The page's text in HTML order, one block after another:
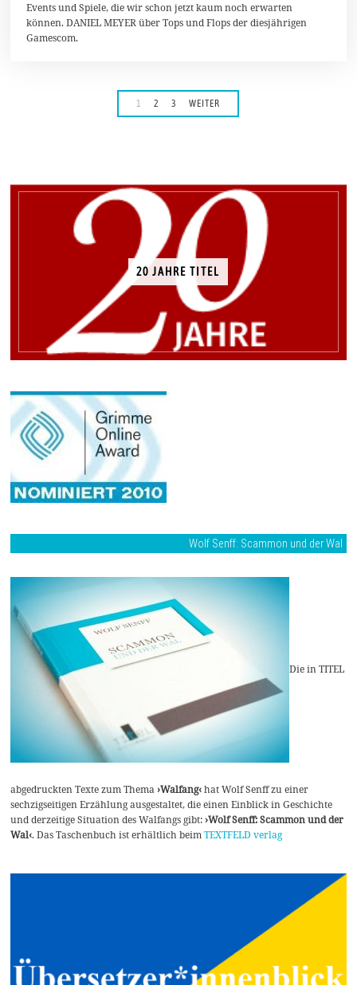
0
1
Events und Spiele, die wir schon jetzt kaum noch erwarten
können. DANIEL MEYER über Tops und Flops der diesjährigen
Gamescom.
1 2 3 WEITER
20 JAHRE TITEL
Wolf Senff: Scammon und der Wal
Die in TITEL
abgedruckten Texte zum Thema›Walfang‹hat Wolf Senff zu einer
sechzigseitigen Erzählung ausgestaltet, die einen Einblick in Geschichte
und derzeitige Situation des Walfangs gibt:›Wolf Senff: Scammon und der
Wal‹. Das Taschenbuch ist erhältlich beimTEXTFELD verlag